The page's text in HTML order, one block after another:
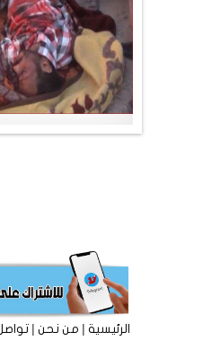
الرئيسية|من نحن|